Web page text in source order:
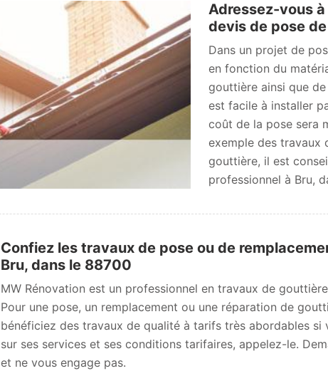
Adressez-vous
devis de pose
Dans un projet de
en fonction du
gouttière ainsi que de
est facile à installer
coût de la pose sera
exemple des travaux
gouttière, il est
professionnel à Bru,
Confiez les travaux de pose ou de
Bru, dans le 88700
MW Rénovation est un professionnel en travaux de
Pour une pose, un remplacement ou une réparation de
bénéficiez des travaux de qualité à tarifs très abordables
sur ses services et ses conditions tarifaires, appelez-le.
et ne vous engage pas.